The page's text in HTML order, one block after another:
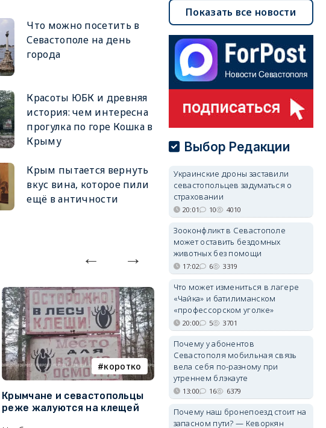
Что можно посетить в
Севастополе на день
города
Красоты ЮБК и древняя
история: чем интересна
прогулка по горе Кошка в
Крыму
Крым пытается вернуть
вкус вина, которое пили
ещё в античности
коротко
Крымчане и севастопольцы
реже жалуются на клещей
Балаклава
В Севастополе утвердили
проект застройки центра
Балаклавы
Показать все новости
Выбор Редакции
Украинские дроны заставили
севастопольцев задуматься о
страховании
20:01 10 4010
Зооконфликт в Севастополе
может оставить бездомных
животных без помощи
17:02 6 3319
Что может измениться в лагере
«Чайка» и батилиманском
«профессорском уголке»
20:00 5 3701
Почему у абонентов
Севастополя мобильная связь
вела себя по-разному при
утреннем блэкауте
13:00 16 6379
Почему наш бронепоезд стоит на
запасном пути? — Кеворкян